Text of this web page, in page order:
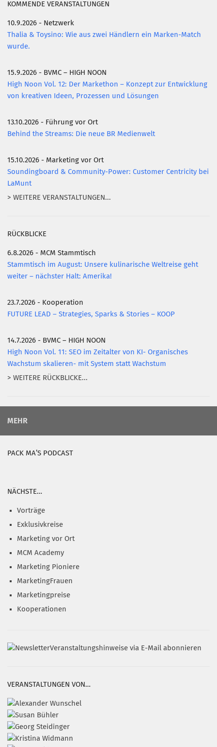
Newsletter
Clubmagazin
MCM Club TV
Mitglied werden
PODCAST
KONTAKT
KOMMENDE VERANSTALTUNGEN
10.9.2026 - Netzwerk
Thalia & Toysino: Wie aus zwei Händlern ein Marken-Match
wurde.
15.9.2026 - BVMC – HIGH NOON
High Noon Vol. 12: Der Markethon – Konzept zur Entwicklung
von kreativen Ideen, Prozessen und Lösungen
13.10.2026 - Führung vor Ort
Behind the Streams: Die neue BR Medienwelt
15.10.2026 - Marketing vor Ort
Soundingboard & Community-Power: Customer Centricity bei
LaMunt
> WEITERE VERANSTALTUNGEN...
RÜCKBLICKE
6.8.2026 - MCM Stammtisch
Stammtisch im August: Unsere kulinarische Weltreise geht
weiter – nächster Halt: Amerika!
23.7.2026 - Kooperation
FUTURE LEAD – Strategies, Sparks & Stories – KOOP
14.7.2026 - BVMC – HIGH NOON
High Noon Vol. 11: SEO im Zeitalter von KI- Organisches
Wachstum skalieren- mit System statt Wachstum
> WEITERE RÜCKBLICKE...
MEHR
PACK MA’S PODCAST
NÄCHSTE…
Vorträge
Exklusivkreise
Marketing vor Ort
MCM Academy
Marketing Pioniere
MarketingFrauen
Marketingpreise
Kooperationen
Veranstaltungshinweise via E-Mail abonnieren
VERANSTALTUNGEN VON…